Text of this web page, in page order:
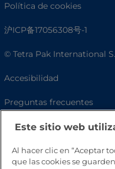
Política de cookies
沪ICP备17056308号-1
© Tetra Pak International
Accesibilidad
Preguntas frecuentes
Este sitio web
Al hacer clic en “Aceptar
que las cookies se